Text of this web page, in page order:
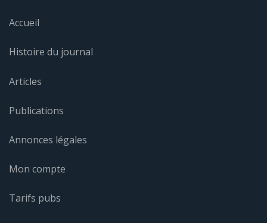
Accueil
Histoire du journal
Articles
Publications
Annonces légales
Mon compte
Tarifs pubs